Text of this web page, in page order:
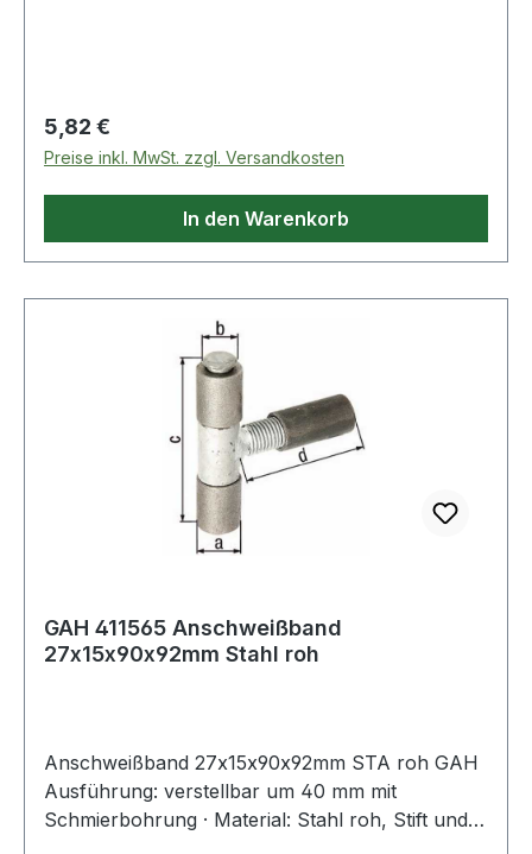
Regulärer Preis:
5,82 €
Preise inkl. MwSt. zzgl. Versandkosten
In den Warenkorb
GAH 411565 Anschweißband
27x15x90x92mm Stahl roh
Anschweißband 27x15x90x92mm STA roh GAH
Ausführung: verstellbar um 40 mm mit
Schmierbohrung · Material: Stahl roh, Stift und